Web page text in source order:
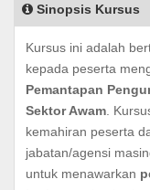
Sinopsis Kursus
Kursus ini adalah
kepada peserta
Pemantapan
Sektor Awam .
kemahiran peserta
jabatan/agensi
untuk menawarkan